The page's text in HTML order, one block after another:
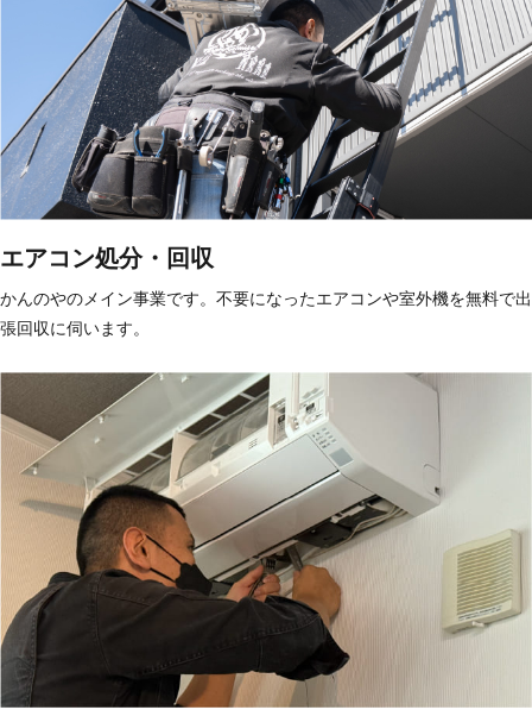
エアコン処分・回収
かんのやのメイン事業です。不要になったエアコンや室外機を無料で出
張回収に伺います。